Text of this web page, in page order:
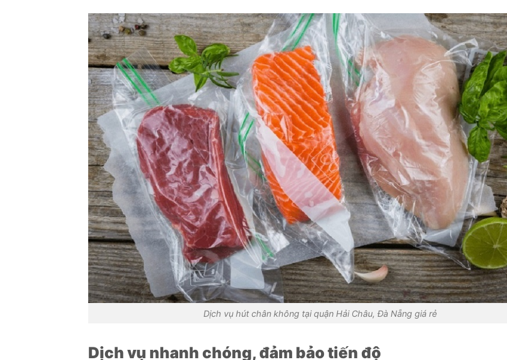
Dịch vụ hút chân không tại quận Hải Châu, Đà Nẵng giá rẻ
Dịch vụ nhanh chóng, đảm bảo tiến độ